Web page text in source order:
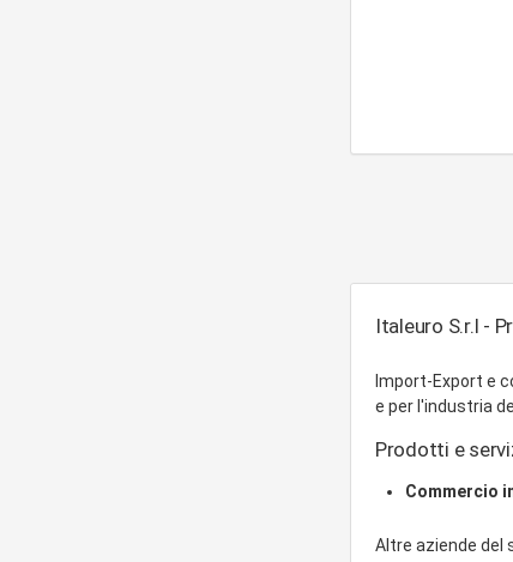
Italeuro S.r.l -
Import-Export e
e per l'industria
Prodotti e
Commercio
Altre aziende del